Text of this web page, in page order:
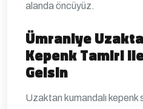
alanda öncüyüz.
Ümraniye
Kepenk Tamiri
Gelsin
Uzaktan kumandalı